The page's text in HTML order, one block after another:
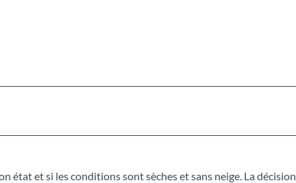
état et si les conditions sont sèches et sans neige. La décision